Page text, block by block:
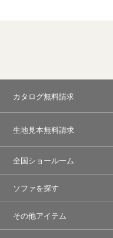
カタログ無料請求
生地見本無料請求
全国ショールーム
ソファを探す
その他アイテム